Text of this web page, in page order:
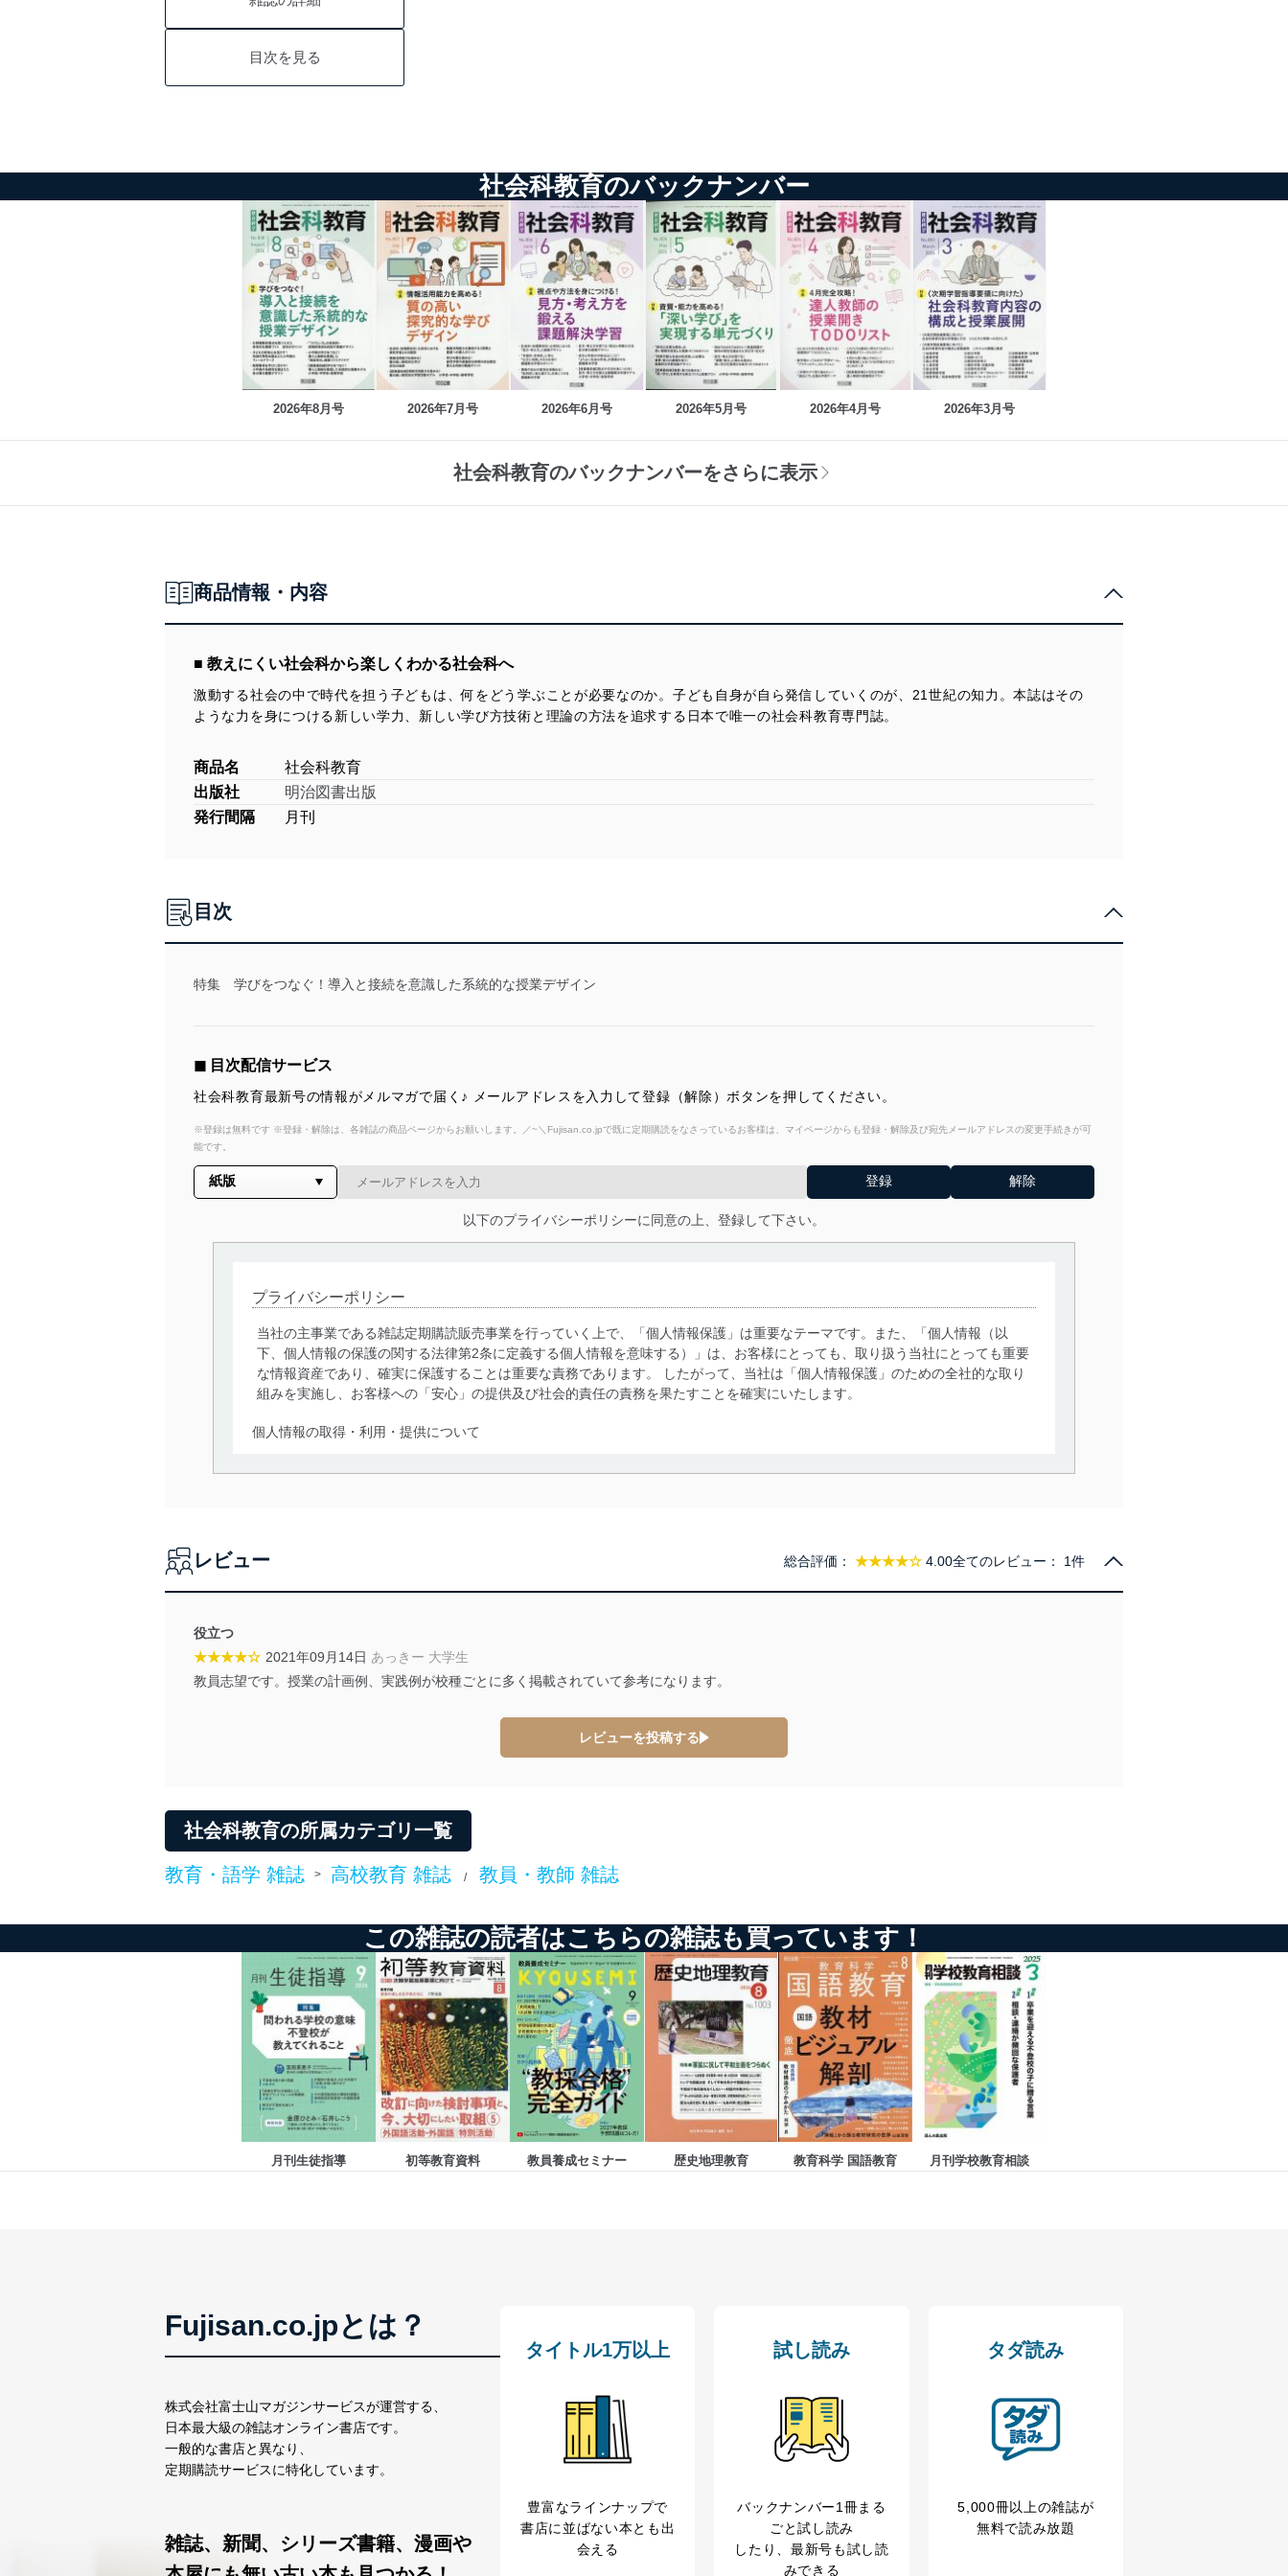
目次を見る
社会科教育のバックナンバー
2026年8月号 2026年7月号 2026年6月号 2026年5月号 2026年4月号 2026年3月号
社会科教育のバックナンバーをさらに表示
商品情報・内容
■ 教えにくい社会科から楽しくわかる社会科へ
激動する社会の中で時代を担う子どもは、何をどう学ぶことが必要なのか。子ども自身が自ら発信していくのが、21世紀の知力。本誌はその
ような力を身につける新しい学力、新しい学び方技術と理論の方法を追求する日本で唯一の社会科教育専門誌。
商品名
社会科教育
出版社
明治図書出版
発行間隔
月刊
目次
特集 学びをつなぐ！導入と接続を意識した系統的な授業デザイン
◼︎ 目次配信サービス
社会科教育最新号の情報がメルマガで届く♪ メールアドレスを入力して登録（解除）ボタンを押してください。
※登録は無料です ※登録・解除は、各雑誌の商品ページからお願いします。／~＼Fujisan.co.jpで既に定期購読をなさっているお客様は、マイページからも登録・解除及び宛先メールアドレスの変更手続きが可
能です。
以下のプライバシーポリシーに同意の上、登録して下さい。
プライバシーポリシー
当社の主事業である雑誌定期購読販売事業を行っていく上で、「個人情報保護」は重要なテーマです。また、「個人情報（以
下、個人情報の保護の関する法律第2条に定義する個人情報を意味する）」は、お客様にとっても、取り扱う当社にとっても重要
な情報資産であり、確実に保護することは重要な責務であります。 したがって、当社は「個人情報保護」のための全社的な取り
組みを実施し、お客様への「安心」の提供及び社会的責任の責務を果たすことを確実にいたします。
個人情報の取得・利用・提供について
当社は、個人情報の取得・利用・提供に際して、その利用目的を明確にし、本人の同意を得たうえで利用目的の達成に必要な範
個人情報の安全管理措置
漏えい、滅失またはき損の防止及び是正に努めます。
アクセス者の識別と認証
機器に標準装備されているユーザー制御機能（ユーザーアカウント制御）により、個人情報データベース等を取り扱う情報
システムを使用する従業者を識別・認証しています。
個人データを取り扱う機器等のオペレーティングシステムを最新の状態に保持しています。
個人データを取り扱う機器等にセキュリティ対策ソフトウェア等を導入し、自動更新 機能等の活用により、これを最新状態
としています。
情報システムの使用に伴う漏洩等の防止
メール等により個人データの含まれるファイルを送信する場合に、当該ファイルへのパスワードを設定しています。
個人情報保護マネジメントシステムの継続的改善
当社は、内部監査及びマネジメントレビューの機会を通じて、個人情報保護マネジメントシステムを継続的に改善し、常に最良
の状態を維持します。
苦情及び相談受付け窓口
e-mail：
cs@fujisan.co.jp
改訂：2025年2月20日
代表取締役会長 西野 伸一郎
個人情報の取扱いについて
当社は以下の個人情報保護管理者を設置し、個人情報保護管理者の責任のもと、個人情報を取得・アクセス・利用・提供・管理
いたします。
レビュー 総合評価： ★★★★☆ 4.00全てのレビュー： 1件
役立つ
★★★★☆ 2021年09月14日 あっきー 大学生
教員志望です。授業の計画例、実践例が校種ごとに多く掲載されていて参考になります。
レビューを投稿する
社会科教育の所属カテゴリ一覧
教育・語学 雑誌 > 高校教育 雑誌 / 教員・教師 雑誌
この雑誌の読者はこちらの雑誌も買っています！
月刊生徒指導 初等教育資料 教員養成セミナー 歴史地理教育 教育科学 国語教育 月刊学校教育相談
Fujisan.co.jpとは？
株式会社富士山マガジンサービスが運営する、
日本最大級の雑誌オンライン書店です。
一般的な書店と異なり、
定期購読サービスに特化しています。
雑誌、新聞、シリーズ書籍、漫画や
タイトル1万以上
豊富なラインナップで
書店に並ばない本とも出
会える
試し読み
バックナンバー1冊まる
ごと試し読み
したり、最新号も試し読
みできる
タダ読み
5,000冊以上の雑誌が
無料で読み放題